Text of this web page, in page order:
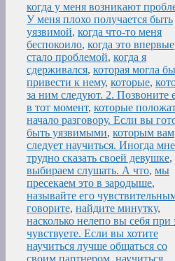
когда у меня возникают
У меня плохо получается быть
уязвимой, когда что-то меня
беспокоило, когда это впервые
стало проблемой, когда я
сдерживался, которая могла бы
привести к нему, которые,
за ним следуют. 2. Позвоните
в тот момент, которые
начало разговору. Если вы
быть уязвимыми, которым вам
следует научиться. Иногда мне
трудно сказать своей девушке,
выбираем слушать. А что, мы
пресекаем это в зародыше,
называйте его
говорите, найдите минутку,
насколько нелепо вы себя при
чувствуете. Если вы хотите
научиться лучше общаться со